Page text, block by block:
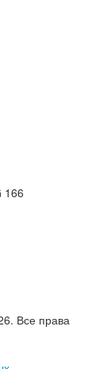
166
Все права